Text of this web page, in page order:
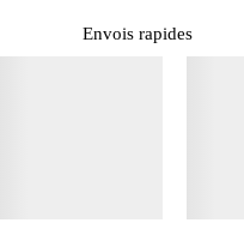
Envois rapides